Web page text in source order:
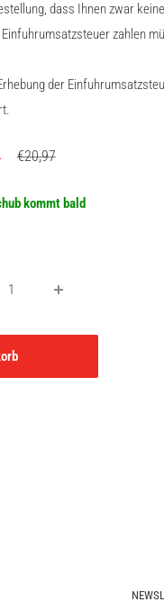
dass Ihnen zwar
zahlen
der
Normalpreis
€20,97
kommt bald